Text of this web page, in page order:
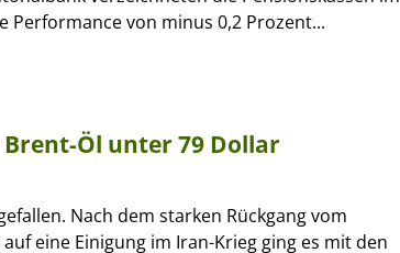
Performance von minus 0,2 Prozent...
Öl unter 79 Dollar
Nach dem starken Rückgang vom
eine Einigung im Iran-Krieg ging es mit den